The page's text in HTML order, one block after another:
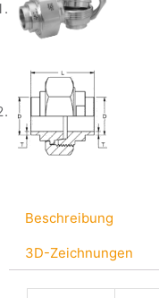
Beschreibung
3D-Zeichnungen